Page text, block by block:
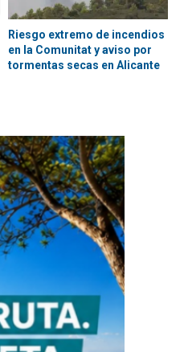
Riesgo extremo de incendios
en la Comunitat y aviso por
tormentas secas en Alicante